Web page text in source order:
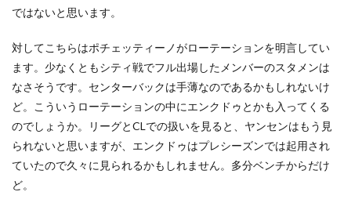
ではないと思います。
対してこちらはポチェッティーノがローテーションを明言してい
ます。少なくともシティ戦でフル出場したメンバーのスタメンは
なさそうです。センターバックは手薄なのであるかもしれないけ
ど。こういうローテーションの中にエンクドゥとかも入ってくる
のでしょうか。リーグとCLでの扱いを見ると、ヤンセンはもう見
られないと思いますが、エンクドゥはプレシーズンでは起用され
ていたので久々に見られるかもしれません。多分ベンチからだけ
ど。